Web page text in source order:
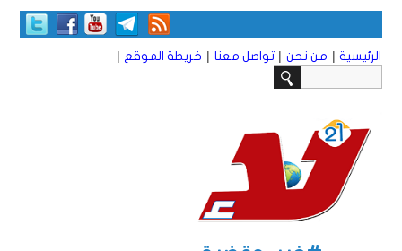
الرئيسية | من نحن | تواصل معنا | خريطة الموقع |